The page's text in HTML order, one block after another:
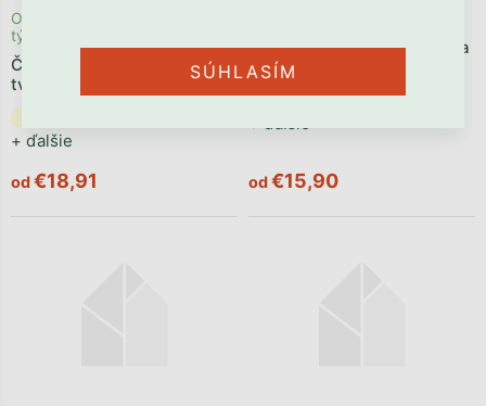
SÚHLASÍM
Čalúnený panel na stenu v
tvare plotku VELVET
+ ďalšie
Odosielame počas 2 - 4
týždňov
od€18,91
Zaoblený čalúnený panel za
stenu VELVET
od€15,90